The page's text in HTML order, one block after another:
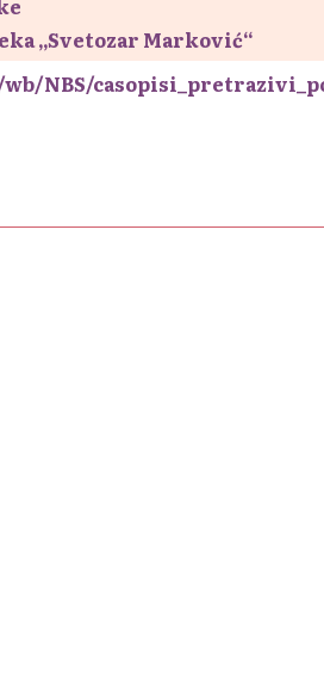
„Svetozar Marković“
NBS/